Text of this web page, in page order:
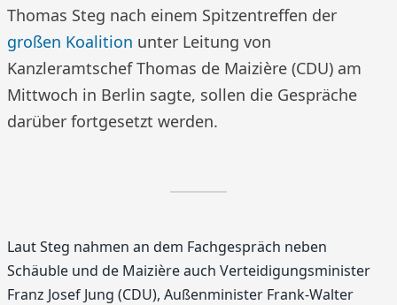
Thomas Steg nach einem Spitzentreffen der
großen Koalition unter Leitung von
Kanzleramtschef Thomas de Maizière (CDU) am
Mittwoch in Berlin sagte, sollen die Gespräche
darüber fortgesetzt werden.
Laut Steg nahmen an dem Fachgespräch neben
Schäuble und de Maizière auch Verteidigungsminister
Franz Josef Jung (CDU), Außenminister Frank-Walter